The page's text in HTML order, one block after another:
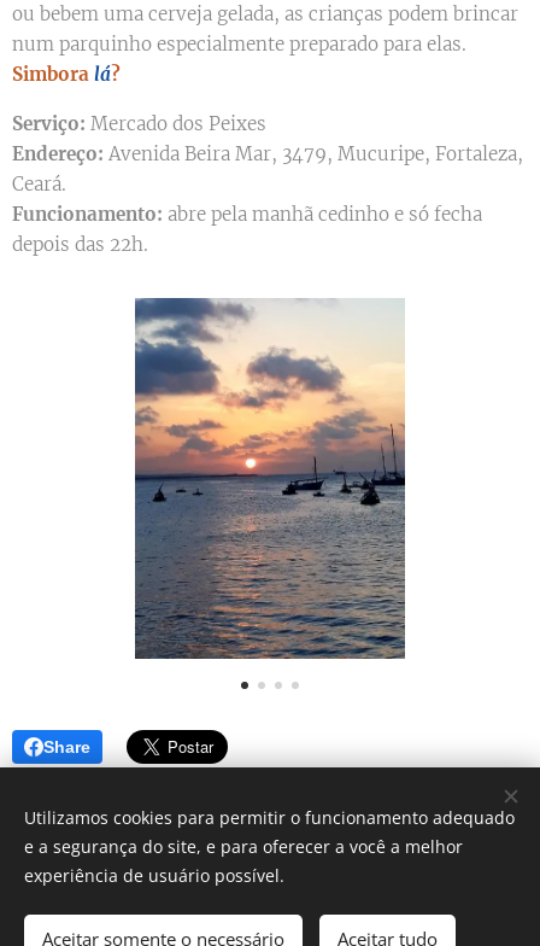
ou bebem uma cerveja gelada, as crianças podem brincar
num parquinho especialmente preparado para elas.
Simbora lá?
Serviço: Mercado dos Peixes
Endereço: Avenida Beira Mar, 3479, Mucuripe, Fortaleza,
Ceará.
Funcionamento: abre pela manhã cedinho e só fecha
depois das 22h.
Share
Simbora lá? - Blog de dicas
Instagram:@blog_simborala
Utilizamos cookies para permitir o funcionamento adequado
e a segurança do site, e para oferecer a você a melhor
experiência de usuário possível.
Aceitar somente o necessário Aceitar tudo